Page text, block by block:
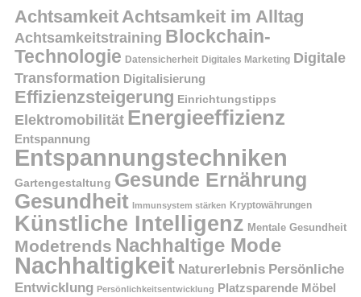
AchtsamkeitAchtsamkeit im Alltag
Achtsamkeitstraining Blockchain-
Technologie Datensicherheit Digitales Marketing Digitale
Transformation Digitalisierung
Effizienzsteigerung Einrichtungstipps
Elektromobilität Energieeffizienz
Entspannung
Entspannungstechniken
Gartengestaltung Gesunde Ernährung
Gesundheit Immunsystem stärken Kryptowährungen
Künstliche Intelligenz Mentale Gesundheit
Modetrends Nachhaltige Mode
Nachhaltigkeit Naturerlebnis Persönliche
Entwicklung Persönlichkeitsentwicklung Platzsparende Möbel